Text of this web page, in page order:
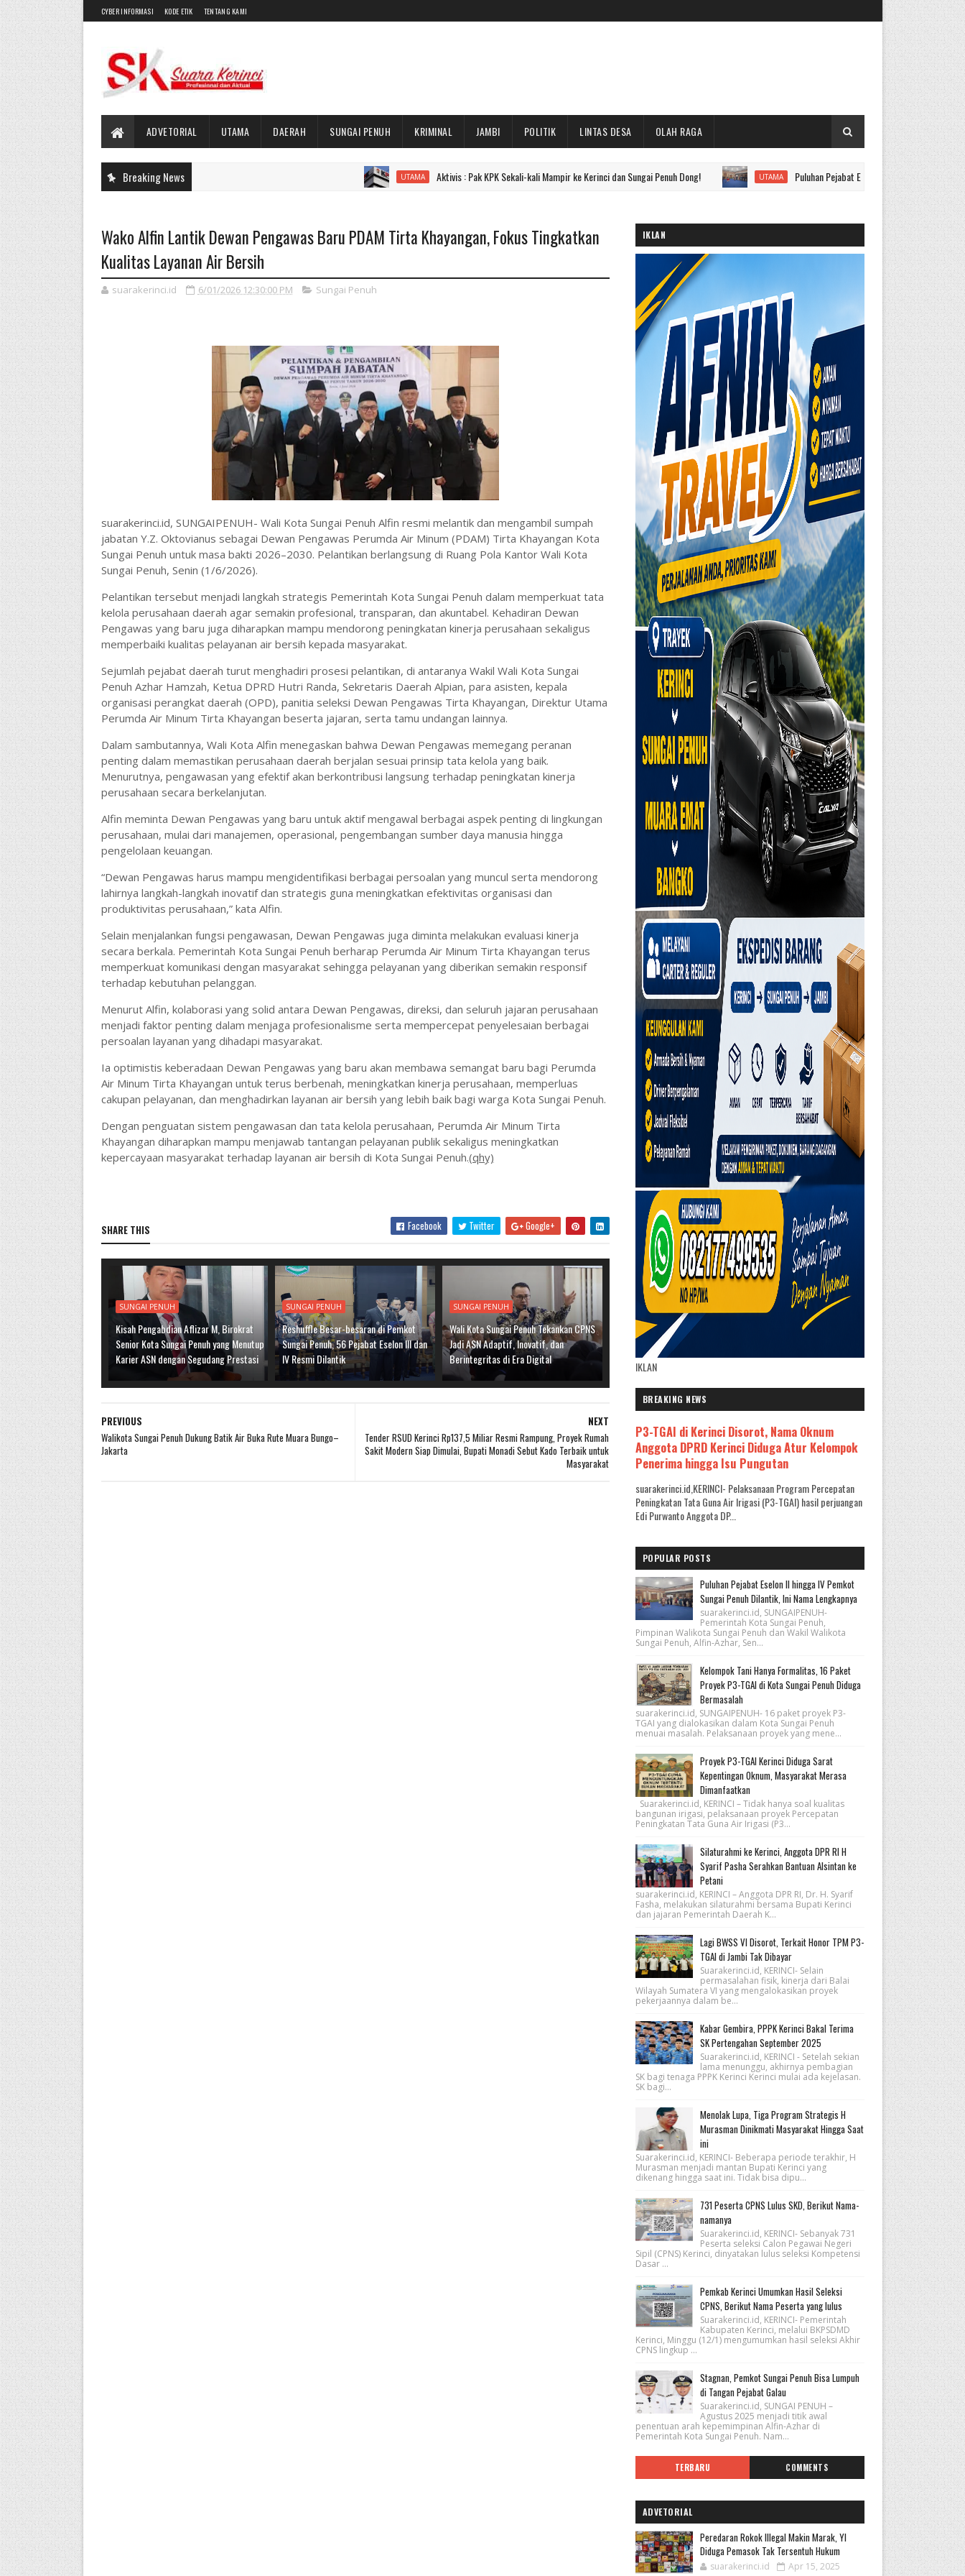
CYBER INFORMASI KODE ETIK TENTANG KAMI
ADVETORIAL UTAMA DAERAH SUNGAI PENUH KRIMINAL JAMBI POLITIK LINTAS DESA OLAH RAGA
Breaking News UTAMA Aktivis : Pak KPK Sekali-kali Mampir ke Kerinci dan Sungai Penuh Dong! UTAMA Puluhan Pejabat Eselon II hingga IV Pemkot Sungai Penuh
Wako Alfin Lantik Dewan Pengawas Baru PDAM Tirta Khayangan, Fokus Tingkatkan
Kualitas Layanan Air Bersih
suarakerinci.id 6/01/2026 12:30:00 PM Sungai Penuh
suarakerinci.id, SUNGAIPENUH- Wali Kota Sungai Penuh Alfin resmi melantik dan mengambil sumpah
jabatan Y.Z. Oktovianus sebagai Dewan Pengawas Perumda Air Minum (PDAM) Tirta Khayangan Kota
Sungai Penuh untuk masa bakti 2026–2030. Pelantikan berlangsung di Ruang Pola Kantor Wali Kota
Sungai Penuh, Senin (1/6/2026).
Pelantikan tersebut menjadi langkah strategis Pemerintah Kota Sungai Penuh dalam memperkuat tata
kelola perusahaan daerah agar semakin profesional, transparan, dan akuntabel. Kehadiran Dewan
Pengawas yang baru juga diharapkan mampu mendorong peningkatan kinerja perusahaan sekaligus
memperbaiki kualitas pelayanan air bersih kepada masyarakat.
Sejumlah pejabat daerah turut menghadiri prosesi pelantikan, di antaranya Wakil Wali Kota Sungai
Penuh Azhar Hamzah, Ketua DPRD Hutri Randa, Sekretaris Daerah Alpian, para asisten, kepala
organisasi perangkat daerah (OPD), panitia seleksi Dewan Pengawas Tirta Khayangan, Direktur Utama
Perumda Air Minum Tirta Khayangan beserta jajaran, serta tamu undangan lainnya.
Dalam sambutannya, Wali Kota Alfin menegaskan bahwa Dewan Pengawas memegang peranan
penting dalam memastikan perusahaan daerah berjalan sesuai prinsip tata kelola yang baik.
Menurutnya, pengawasan yang efektif akan berkontribusi langsung terhadap peningkatan kinerja
perusahaan secara berkelanjutan.
Alfin meminta Dewan Pengawas yang baru untuk aktif mengawal berbagai aspek penting di lingkungan
perusahaan, mulai dari manajemen, operasional, pengembangan sumber daya manusia hingga
pengelolaan keuangan.
“Dewan Pengawas harus mampu mengidentifikasi berbagai persoalan yang muncul serta mendorong
lahirnya langkah-langkah inovatif dan strategis guna meningkatkan efektivitas organisasi dan
produktivitas perusahaan,” kata Alfin.
Selain menjalankan fungsi pengawasan, Dewan Pengawas juga diminta melakukan evaluasi kinerja
secara berkala. Pemerintah Kota Sungai Penuh berharap Perumda Air Minum Tirta Khayangan terus
memperkuat komunikasi dengan masyarakat sehingga pelayanan yang diberikan semakin responsif
terhadap kebutuhan pelanggan.
Menurut Alfin, kolaborasi yang solid antara Dewan Pengawas, direksi, dan seluruh jajaran perusahaan
menjadi faktor penting dalam menjaga profesionalisme serta mempercepat penyelesaian berbagai
persoalan layanan yang dihadapi masyarakat.
Ia optimistis keberadaan Dewan Pengawas yang baru akan membawa semangat baru bagi Perumda
Air Minum Tirta Khayangan untuk terus berbenah, meningkatkan kinerja perusahaan, memperluas
cakupan pelayanan, dan menghadirkan layanan air bersih yang lebih baik bagi warga Kota Sungai Penuh.
Dengan penguatan sistem pengawasan dan tata kelola perusahaan, Perumda Air Minum Tirta
Khayangan diharapkan mampu menjawab tantangan pelayanan publik sekaligus meningkatkan
kepercayaan masyarakat terhadap layanan air bersih di Kota Sungai Penuh.(qhy)
SHARE THIS Facebook Twitter Google+
SUNGAI PENUH
Kisah Pengabdian Aflizar M, Birokrat
Senior Kota Sungai Penuh yang Menutup
Karier ASN dengan Segudang Prestasi
SUNGAI PENUH
Reshuffle Besar-besaran di Pemkot
Sungai Penuh, 56 Pejabat Eselon III dan
IV Resmi Dilantik
SUNGAI PENUH
Wali Kota Sungai Penuh Tekankan CPNS
Jadi ASN Adaptif, Inovatif, dan
Berintegritas di Era Digital
NEXT
Tender RSUD Kerinci Rp137,5 Miliar Resmi Rampung, Proyek Rumah
Sakit Modern Siap Dimulai, Bupati Monadi Sebut Kado Terbaik untuk
Masyarakat
PREVIOUS
Walikota Sungai Penuh Dukung Batik Air Buka Rute Muara Bungo–
Jakarta
IKLAN
IKLAN
BREAKING NEWS
P3-TGAI di Kerinci Disorot, Nama Oknum
Anggota DPRD Kerinci Diduga Atur Kelompok
Penerima hingga Isu Pungutan
suarakerinci.id,KERINCI- Pelaksanaan Program Percepatan
Peningkatan Tata Guna Air Irigasi (P3-TGAI) hasil perjuangan
Edi Purwanto Anggota DP...
POPULAR POSTS
Puluhan Pejabat Eselon II hingga IV Pemkot
Sungai Penuh Dilantik, Ini Nama Lengkapnya
suarakerinci.id, SUNGAIPENUH-
Pemerintah Kota Sungai Penuh,
Pimpinan Walikota Sungai Penuh dan Wakil Walikota
Sungai Penuh, Alfin-Azhar, Sen...
Kelompok Tani Hanya Formalitas, 16 Paket
Proyek P3-TGAI di Kota Sungai Penuh Diduga
Bermasalah
suarakerinci.id, SUNGAIPENUH- 16 paket proyek P3-
TGAI yang dialokasikan dalam Kota Sungai Penuh
menuai masalah. Pelaksanaan proyek yang mene...
Proyek P3-TGAI Kerinci Diduga Sarat
Kepentingan Oknum, Masyarakat Merasa
Dimanfaatkan
Suarakerinci.id, KERINCI – Tidak hanya soal kualitas
bangunan irigasi, pelaksanaan proyek Percepatan
Peningkatan Tata Guna Air Irigasi (P3...
Silaturahmi ke Kerinci, Anggota DPR RI H
Syarif Pasha Serahkan Bantuan Alsintan ke
Petani
suarakerinci.id, KERINCI – Anggota DPR RI, Dr. H. Syarif
Fasha, melakukan silaturahmi bersama Bupati Kerinci
dan jajaran Pemerintah Daerah K...
Lagi BWSS VI Disorot, Terkait Honor TPM P3-
TGAI di Jambi Tak Dibayar
Suarakerinci.id, KERINCI- Selain
permasalahan fisik, kinerja dari Balai
Wilayah Sumatera VI yang mengalokasikan proyek
pekerjaannya dalam be...
Kabar Gembira, PPPK Kerinci Bakal Terima
SK Pertengahan September 2025
Suarakerinci.id, KERINCI - Setelah sekian
lama menunggu, akhirnya pembagian
SK bagi tenaga PPPK Kerinci Kerinci mulai ada kejelasan.
SK bagi...
Menolak Lupa, Tiga Program Strategis H
Murasman Dinikmati Masyarakat Hingga Saat
ini
Suarakerinci.id, KERINCI- Beberapa periode terakhir, H
Murasman menjadi mantan Bupati Kerinci yang
dikenang hingga saat ini. Tidak bisa dipu...
731 Peserta CPNS Lulus SKD, Berikut Nama-
namanya
Suarakerinci.id, KERINCI- Sebanyak 731
Peserta seleksi Calon Pegawai Negeri
Sipil (CPNS) Kerinci, dinyatakan lulus seleksi Kompetensi
Dasar ...
Pemkab Kerinci Umumkan Hasil Seleksi
CPNS, Berikut Nama Peserta yang lulus
Suarakerinci.id, KERINCI- Pemerintah
Kabupaten Kerinci, melalui BKPSDMD
Kerinci, Minggu (12/1) mengumumkan hasil seleksi Akhir
CPNS lingkup ...
Stagnan, Pemkot Sungai Penuh Bisa Lumpuh
di Tangan Pejabat Galau
Suarakerinci.id, SUNGAI PENUH –
Agustus 2025 menjadi titik awal
penentuan arah kepemimpinan Alfin-Azhar di
Pemerintah Kota Sungai Penuh. Nam...
TERBARU COMMENTS
ADVETORIAL
Peredaran Rokok Illegal Makin Marak, YI
Diduga Pemasok Tak Tersentuh Hukum
suarakerinci.id Apr 15, 2025